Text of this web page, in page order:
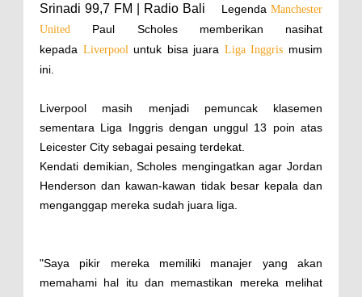
Srinadi 99,7 FM | Radio Bali Legenda Manchester
United Paul Scholes memberikan nasihat
kepada Liverpool untuk bisa juara Liga Inggris musim
ini.
Liverpool masih menjadi pemuncak klasemen
sementara Liga Inggris dengan unggul 13 poin atas
Leicester City sebagai pesaing terdekat.
Kendati demikian, Scholes mengingatkan agar Jordan
Henderson dan kawan-kawan tidak besar kepala dan
menganggap mereka sudah juara liga.
"Saya pikir mereka memiliki manajer yang akan
memahami hal itu dan memastikan mereka melihat